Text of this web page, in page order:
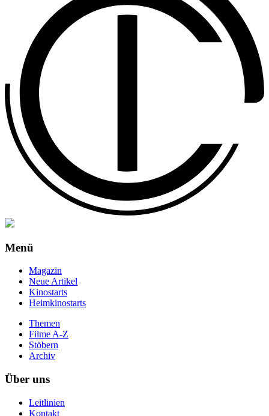
Menü
Magazin
Neue Artikel
Kinostarts
Heimkinostarts
Themen
Filme A-Z
Stöbern
Archiv
Über uns
Leitlinien
Kontakt